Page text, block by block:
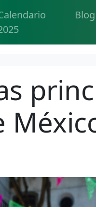
Blog